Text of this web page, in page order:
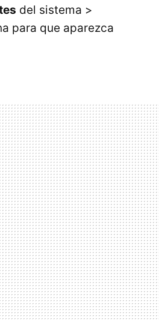
del sistema >
para que aparezca